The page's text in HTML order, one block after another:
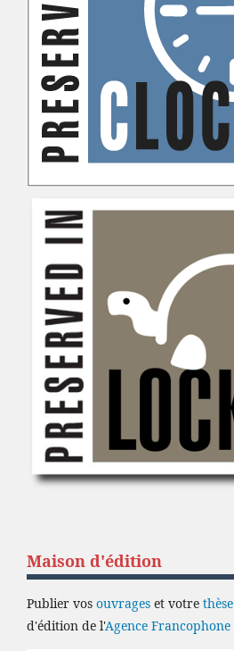
Maison d'édition
Publier vos ouvrages et votre thèse
d'édition de l'Agence Francophone